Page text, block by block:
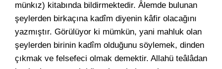
münkız) kitabında bildirmektedir. Âlemde bulunan
şeylerden birkaçına kadîm diyenin kâfir olacağını
yazmıştır. Görülüyor ki mümkün, yani mahluk olan
şeylerden birinin kadîm olduğunu söylemek, dinden
çıkmak ve felsefeci olmak demektir. Allahü teâlâdan